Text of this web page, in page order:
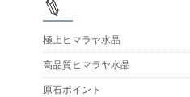
極上ヒマラヤ水晶
高品質ヒマラヤ水晶
原石ポイント